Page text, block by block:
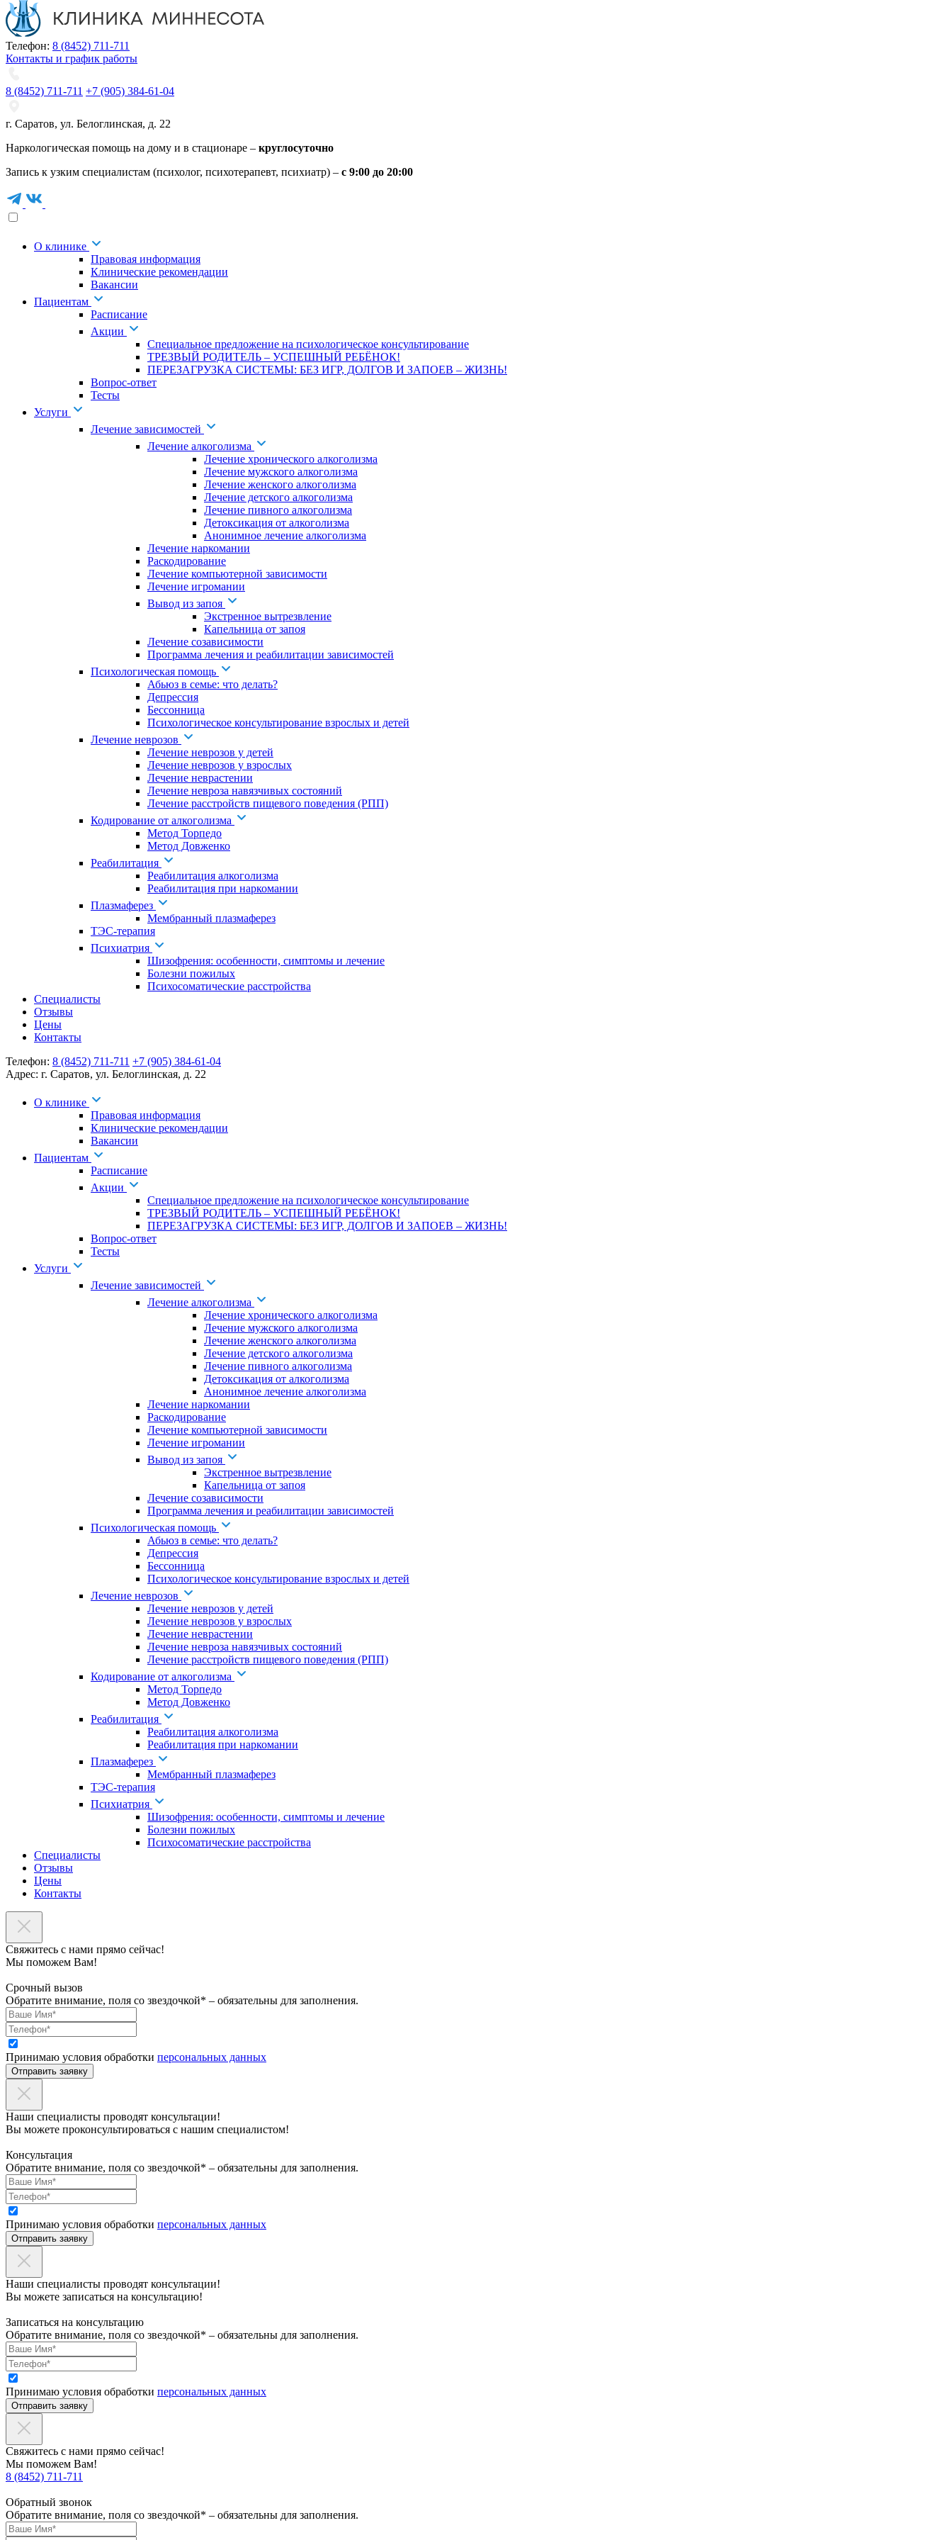
Телефон: 8 (8452) 711-711
Контакты и график работы
8 (8452) 711-711 +7 (905) 384-61-04
г. Саратов, ул. Белоглинская, д. 22
Наркологическая помощь на дому и в стационаре – круглосуточно
Запись к узким специалистам (психолог, психотерапевт, психиатр) – с 9:00 до 20:00
О клинике
Правовая информация
Клинические рекомендации
Вакансии
Пациентам
Расписание
Акции
Специальное предложение на психологическое консультирование
ТРЕЗВЫЙ РОДИТЕЛЬ – УСПЕШНЫЙ РЕБЁНОК!
ПЕРЕЗАГРУЗКА СИСТЕМЫ: БЕЗ ИГР, ДОЛГОВ И ЗАПОЕВ – ЖИЗНЬ!
Вопрос-ответ
Тесты
Услуги
Лечение зависимостей
Лечение алкоголизма
Лечение хронического алкоголизма
Лечение мужского алкоголизма
Лечение женского алкоголизма
Лечение детского алкоголизма
Лечение пивного алкоголизма
Детоксикация от алкоголизма
Анонимное лечение алкоголизма
Лечение наркомании
Раскодирование
Лечение компьютерной зависимости
Лечение игромании
Вывод из запоя
Экстренное вытрезвление
Капельница от запоя
Лечение созависимости
Программа лечения и реабилитации зависимостей
Психологическая помощь
Абьюз в семье: что делать?
Депрессия
Бессонница
Психологическое консультирование взрослых и детей
Лечение неврозов
Лечение неврозов у детей
Лечение неврозов у взрослых
Лечение неврастении
Лечение невроза навязчивых состояний
Лечение расстройств пищевого поведения (РПП)
Кодирование от алкоголизма
Метод Торпедо
Метод Довженко
Реабилитация
Реабилитация алкоголизма
Реабилитация при наркомании
Плазмаферез
Мембранный плазмаферез
ТЭС-терапия
Психиатрия
Шизофрения: особенности, симптомы и лечение
Болезни пожилых
Психосоматические расстройства
Специалисты
Отзывы
Цены
Контакты
Телефон: 8 (8452) 711-711 +7 (905) 384-61-04
Адрес: г. Саратов, ул. Белоглинская, д. 22
О клинике
Правовая информация
Клинические рекомендации
Вакансии
Пациентам
Расписание
Акции
Специальное предложение на психологическое консультирование
ТРЕЗВЫЙ РОДИТЕЛЬ – УСПЕШНЫЙ РЕБЁНОК!
ПЕРЕЗАГРУЗКА СИСТЕМЫ: БЕЗ ИГР, ДОЛГОВ И ЗАПОЕВ – ЖИЗНЬ!
Вопрос-ответ
Тесты
Услуги
Лечение зависимостей
Лечение алкоголизма
Лечение хронического алкоголизма
Лечение мужского алкоголизма
Лечение женского алкоголизма
Лечение детского алкоголизма
Лечение пивного алкоголизма
Детоксикация от алкоголизма
Анонимное лечение алкоголизма
Лечение наркомании
Раскодирование
Лечение компьютерной зависимости
Лечение игромании
Вывод из запоя
Экстренное вытрезвление
Капельница от запоя
Лечение созависимости
Программа лечения и реабилитации зависимостей
Психологическая помощь
Абьюз в семье: что делать?
Депрессия
Бессонница
Психологическое консультирование взрослых и детей
Лечение неврозов
Лечение неврозов у детей
Лечение неврозов у взрослых
Лечение неврастении
Лечение невроза навязчивых состояний
Лечение расстройств пищевого поведения (РПП)
Кодирование от алкоголизма
Метод Торпедо
Метод Довженко
Реабилитация
Реабилитация алкоголизма
Реабилитация при наркомании
Плазмаферез
Мембранный плазмаферез
ТЭС-терапия
Психиатрия
Шизофрения: особенности, симптомы и лечение
Болезни пожилых
Психосоматические расстройства
Специалисты
Отзывы
Цены
Контакты
Свяжитесь с нами прямо сейчас!
Мы поможем Вам!
Срочный вызов
Обратите внимание, поля со звездочкой* – обязательны для заполнения.
Принимаю условия обработки персональных данных
Отправить заявку
Наши специалисты проводят консультации!
Вы можете проконсультироваться с нашим специалистом!
Консультация
Обратите внимание, поля со звездочкой* – обязательны для заполнения.
Принимаю условия обработки персональных данных
Отправить заявку
Наши специалисты проводят консультации!
Вы можете записаться на консультацию!
Записаться на консультацию
Обратите внимание, поля со звездочкой* – обязательны для заполнения.
Принимаю условия обработки персональных данных
Отправить заявку
Свяжитесь с нами прямо сейчас!
Мы поможем Вам!
8 (8452) 711-711
Обратный звонок
Обратите внимание, поля со звездочкой* – обязательны для заполнения.